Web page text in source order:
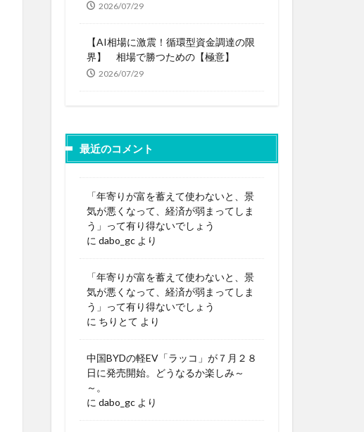
2026/07/29
【AI相場に激震！循環型資金調達の限
界】 相場で勝つための【極意】
2026/07/29
最近のコメント
「年寄りが富を蓄えて使わないと、景
気が悪くなって、経済が弱まってしま
う」って有り得ないでしょう
に dabo_gc より
「年寄りが富を蓄えて使わないと、景
気が悪くなって、経済が弱まってしま
う」って有り得ないでしょう
に ちりとて より
中国BYDの軽EV「ラッコ」が７月２８
日に発売開始。どうなるか楽しみ～
～。
に dabo_gc より